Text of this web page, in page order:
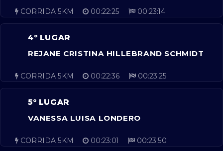
CORRIDA 5KM 00:22:25 00:23:14
4º LUGAR
REJANE CRISTINA HILLEBRAND SCHMIDT
CORRIDA 5KM 00:22:36 00:23:25
5º LUGAR
VANESSA LUISA LONDERO
CORRIDA 5KM 00:23:01 00:23:50